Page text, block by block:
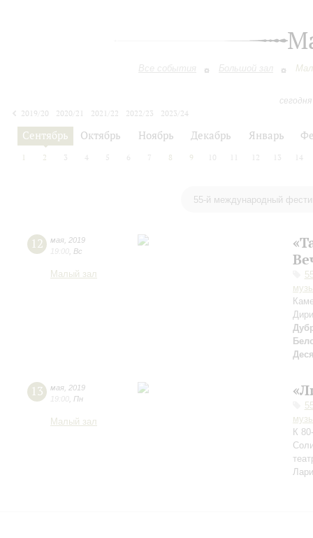
Все события Большой зал
2019/20
2020/21 2021/22 2022/23
2023/24
2024/25
2025/26
Сентябрь Октябрь Ноябрь Декабрь Январь
1 2 3 4 5 6 7 8 9 10 12 13 14
55-й международный
12 мая 2019
19:00
Вс
Малый зал
13 мая 2019
19:00
Пн
Малый зал
К